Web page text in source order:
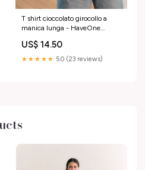
T shirt cioccolato girocollo a
manica lunga - HaveOne
US$ 14.50
★★★★★ 5.0 (23 reviews)